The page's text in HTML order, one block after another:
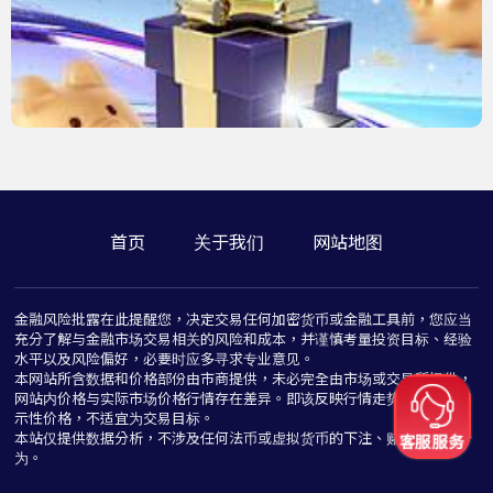
首页 关于我们 网站地图
金融风险批露在此提醒您，决定交易任何加密货币或金融工具前，您应当
充分了解与金融市场交易相关的风险和成本，并谨慎考量投资目标、经验
水平以及风险偏好，必要时应多寻求专业意见。
本网站所含数据和价格部份由市商提供，未必完全由市场或交易所提供，
网站内价格与实际市场价格行情存在差异。即该反映行情走势价格仅为指
示性价格，不适宜为交易目标。
本站仅提供数据分析，不涉及任何法币或虚拟货币的下注、赌博与推介行
为。